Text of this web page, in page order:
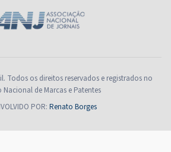
Todos os direitos reservados e registrados no
Nacional de Marcas e Patentes
POR: Renato Borges